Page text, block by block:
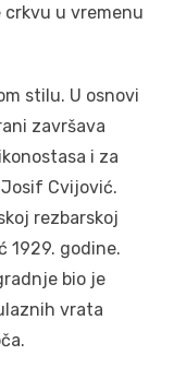
crkvu u vremenu
stilu. U osnovi
završava
i za
Cvijović.
rezbarskoj
1929. godine.
bio je
vrata